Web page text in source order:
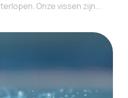
Onze vissen zijn...